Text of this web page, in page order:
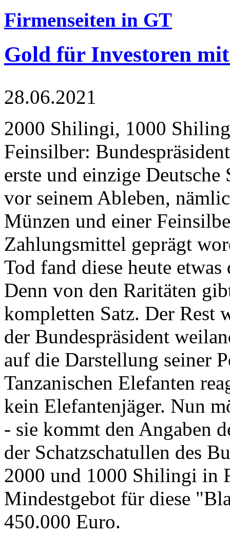
Firmenseiten in GT
Gold für Investoren
28.06.2021
2000 Shilingi, 1000
Feinsilber:
erste und einzige Deutsche
vor seinem Ableben,
Münzen und einer
Zahlungsmittel geprägt
Tod fand diese heute
Denn von den Raritäten
kompletten Satz. Der Rest
der Bundespräsident
auf die Darstellung seiner
Tanzanischen Elefanten
kein Elefantenjäger. Nun
- sie kommt den Angaben
der Schatzschatullen des
2000 und 1000 Shilingi in
Mindestgebot für diese
450.000 Euro.